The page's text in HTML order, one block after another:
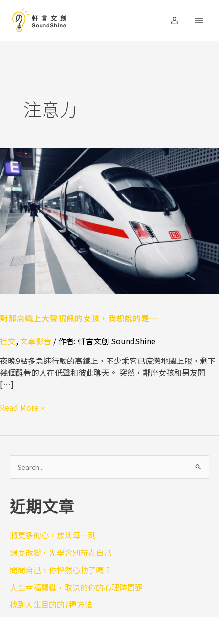
要
注意力
對那高鐵上大聲視訊的女孩，我想說的是…
社交,文章影音 / 作者: 軒言文創 SoundShine
夜晚9點多急速行駛的高鐵上，不少乘客已疲憊地闔上眼，剩下
幾個醒著的人在低聲和彼此聊天。 突然，鄰座女孩和男友開
[…]
對
那
高
鐵
上
大
聲
視
訊
我
說
是…
Read More »
尋
鍵
:
近期文章
將更多的心，放到每一刻
想要改變，先學會別苛責自己
問問自己，你怦然心動了嗎？
人生幸福關鍵，取決於你的心理時間觀
找到人生目的的7種方法